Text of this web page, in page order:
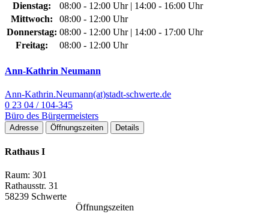
Dienstag:
08:00 - 12:00 Uhr | 14:00 - 16:00 Uhr
Mittwoch:
08:00 - 12:00 Uhr
Donnerstag: 08:00 - 12:00 Uhr | 14:00 - 17:00 Uhr
Freitag:
08:00 - 12:00 Uhr
Ann-Kathrin Neumann
Ann-Kathrin.Neumann(at)stadt-schwerte.de
0 23 04 / 104-345
Büro des Bürgermeisters
Adresse Öffnungszeiten Details
Rathaus I
Raum: 301
Rathausstr. 31
58239 Schwerte
Öffnungszeiten